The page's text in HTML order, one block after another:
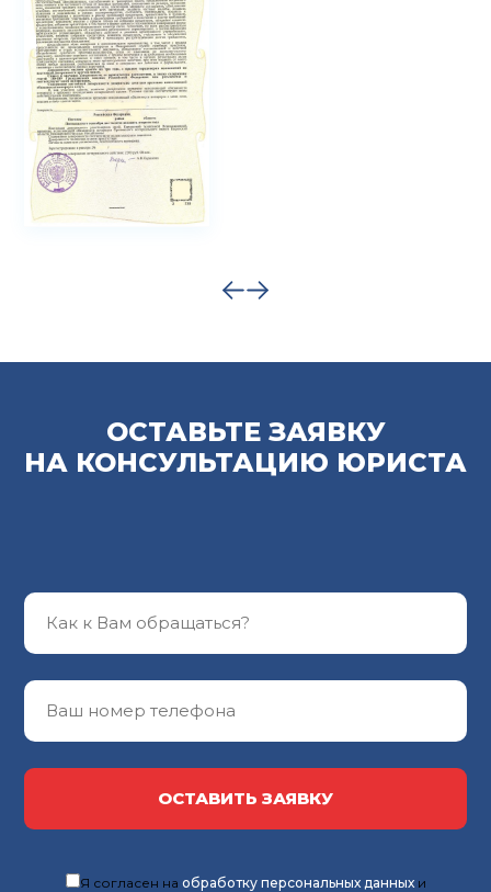
ОСТАВЬТЕ ЗАЯВКУ
НА КОНСУЛЬТАЦИЮ ЮРИСТА
ОСТАВИТЬ ЗАЯВКУ
Я согласен на обработку персональных данныхи